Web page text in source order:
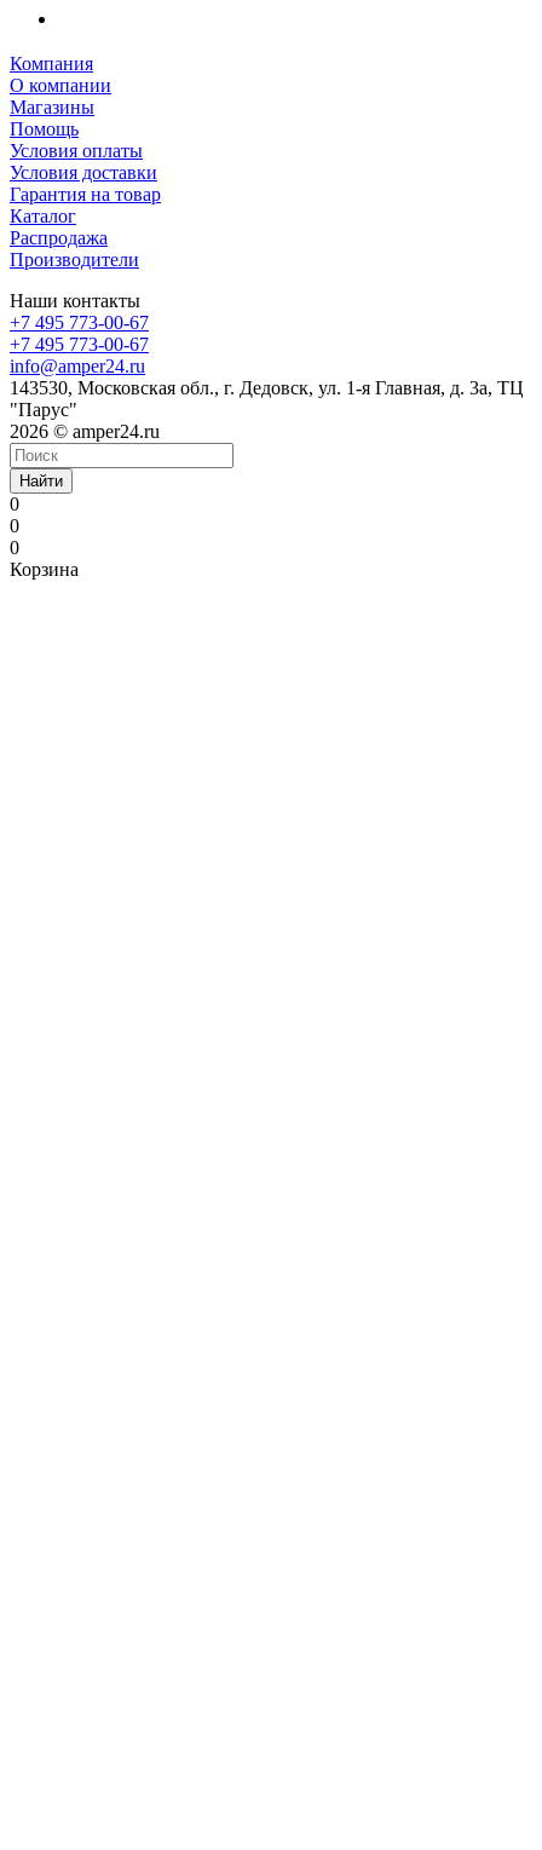
Компания
О компании
Магазины
Помощь
Условия оплаты
Условия доставки
Гарантия на товар
Каталог
Распродажа
Производители
Наши контакты
+7 495 773-00-67
+7 495 773-00-67
info@amper24.ru
143530, Московская обл., г. Дедовск, ул. 1-я Главная, д. 3а, ТЦ
"Парус"
2026 © amper24.ru
Найти
0
0
0
Корзина